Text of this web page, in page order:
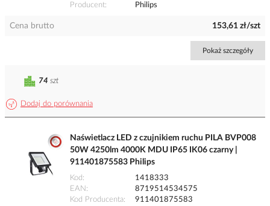
Producent Philips
Cena brutto 153,61 zł/szt
Pokaż szczegóły
Dodaj do porównania
74 szt
Naświetlacz LED z czujnikiem ruchu PILA BVP008
50W 4250lm 4000K MDU IP65 IK06 czarny |
911401875583 Philips
Kod
1418333
EAN
8719514534575
Kod Producenta
911401875583